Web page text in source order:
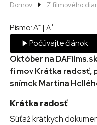
Domov Z filmového
Písmo: A- | A+
Počúvajte článok
Október na
filmov Krátka radosť,
snímok Martina
Krátka radosť
Súťaž krátkych